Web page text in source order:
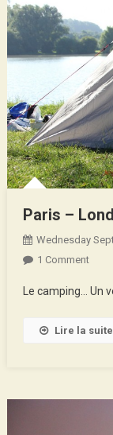
Paris –
Wednesday
1 CommentOn
–
En
Le camping… Un
Lire la suite